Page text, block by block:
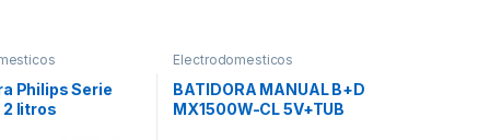
Philips Serie
2 litros
Electrodomesticos
BATIDORA MANUAL B+D
MX1500W-CL 5V+TUB